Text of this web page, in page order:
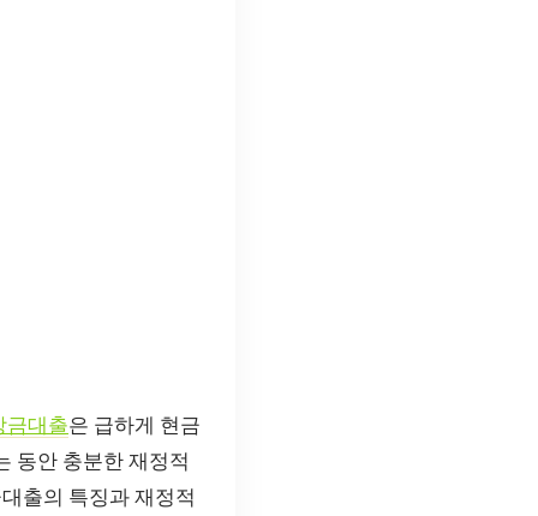
금대출은 급하게 현금
동안 충분한 재정적
출의 특징과 재정적